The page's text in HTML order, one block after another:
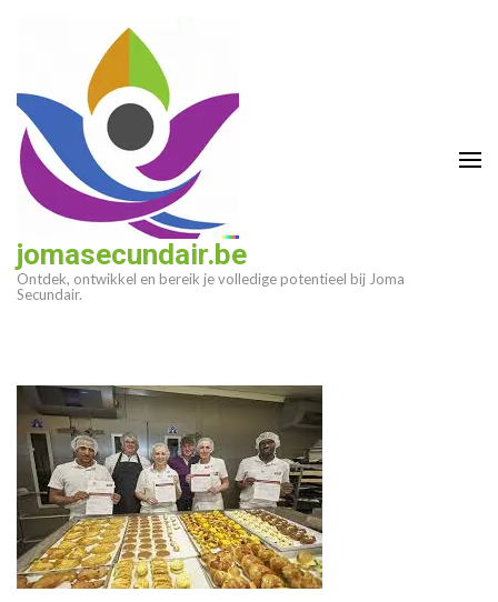
(druk
enter)
jomasecundair.be
Ontdek, ontwikkel en bereik je volledige potentieel bij Joma
Secundair.